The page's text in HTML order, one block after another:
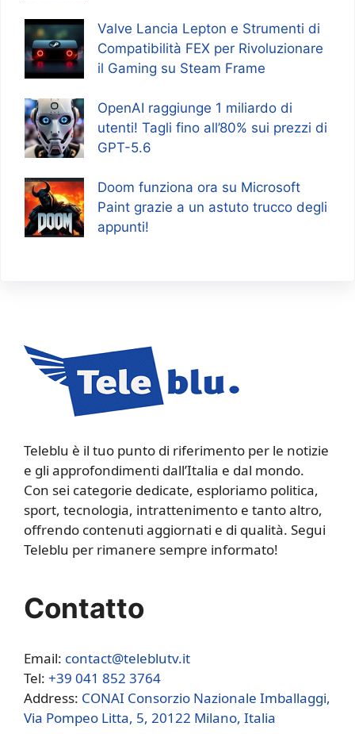
Valve Lancia Lepton e Strumenti di
Compatibilità FEX per Rivoluzionare
il Gaming su Steam Frame
OpenAI raggiunge 1 miliardo di
utenti! Tagli fino all’80% sui prezzi di
GPT-5.6
Doom funziona ora su Microsoft
Paint grazie a un astuto trucco degli
appunti!
Teleblu è il tuo punto di riferimento per le notizie
e gli approfondimenti dall’Italia e dal mondo.
Con sei categorie dedicate, esploriamo politica,
sport, tecnologia, intrattenimento e tanto altro,
offrendo contenuti aggiornati e di qualità. Segui
Teleblu per rimanere sempre informato!
Contatto
Email: contact@teleblutv.it
Tel: +39 041 852 3764
Address: CONAI Consorzio Nazionale Imballaggi,
Via Pompeo Litta, 5, 20122 Milano, Italia